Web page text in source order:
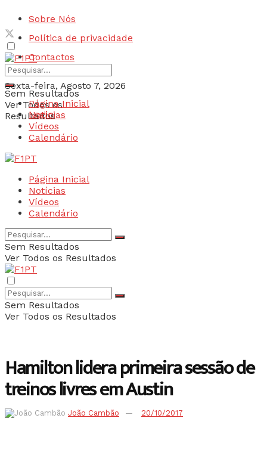
Sobre Nós
Política de privacidade
Contactos
Sexta-feira, Agosto 7, 2026
Login
Sem Resultados
Ver Todos os
Resultados
Página Inicial
Notícias
Vídeos
Calendário
Página Inicial
Notícias
Vídeos
Calendário
Sem Resultados
Ver Todos os Resultados
Sem Resultados
Ver Todos os Resultados
Hamilton lidera primeira sessão de
treinos livres em Austin
João Cambão 20/10/2017